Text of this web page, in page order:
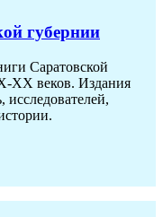
губернии
Саратовской
ХХ веков. Издания
исследователей,